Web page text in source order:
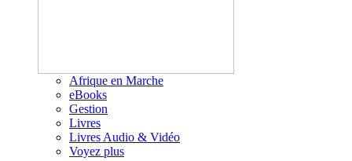
Afrique en Marche
eBooks
Gestion
Livres
Livres Audio & Vidéo
Voyez plus